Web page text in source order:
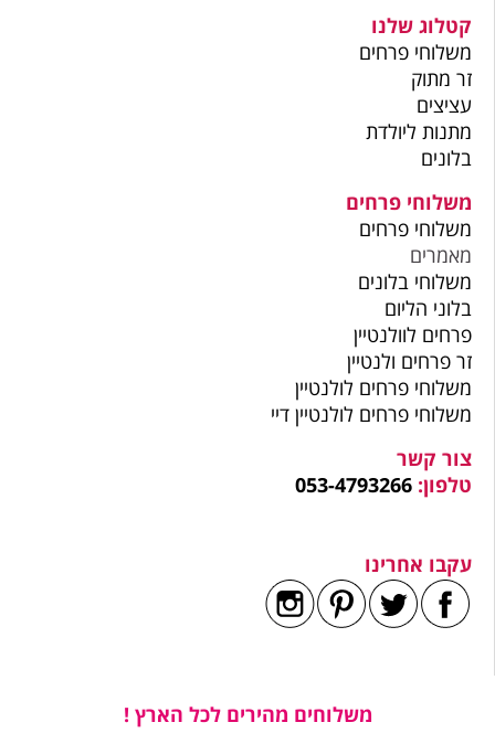
קטלוג שלנו
משלוחי פרחים
זר מתוק
עציצים
מתנות ליולדת
בלונים
משלוחי פרחים
משלוחי פרחים
מאמרים
משלוחי בלונים
בלוני הליום
פרחים לוולנטיין
זר פרחים ולנטיין
משלוחי פרחים לולנטיין
משלוחי פרחים לולנטיין דיי
צור קשר
טלפון: 053-4793266
עקבו אחרינו
משלוחים מהירים לכל הארץ !